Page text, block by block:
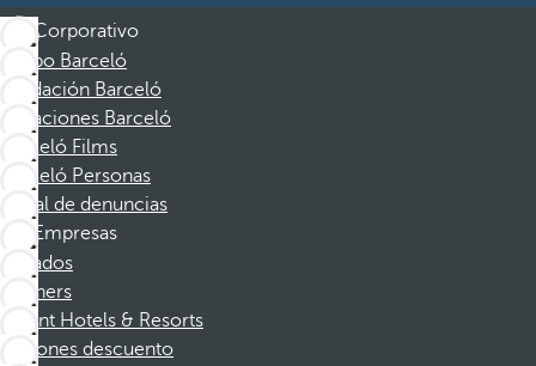
Corporativo
Grupo Barceló
Fundación Barceló
Vacaciones Barceló
Barceló Films
Barceló Personas
Canal de denuncias
Empresas
Afiliados
Partners
Dorint Hotels & Resorts
Cupones descuento